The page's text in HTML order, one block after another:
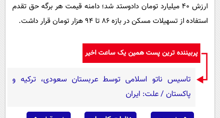
ارزش ۴۰ میلیارد تومان دادوستد شد؛ دامنه قیمت هر برگه حق تقدم
استفاده از تسهیلات مسکن در بازه ۸۶ تا ۹۴ هزار تومان قرار داشت.
پربیننده ترین پست همین یک ساعت اخیر
تاسیس ناتو اسلامی توسط عربستان سعودی، ترکیه و
پاکستان / علت: ایران